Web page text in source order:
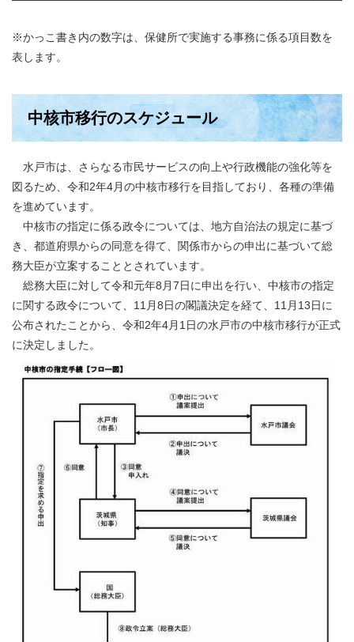
※かっこ書き内の数字は、保健所で実施する事務に係る項目数を
表します。
中核市移行のスケジュール
水戸市は、さらなる市民サービスの向上や行政機能の強化等を
図るため、令和2年4月の中核市移行を目指しており、各種の準備
を進めています。
中核市の指定に係る政令については、地方自治法の規定に基づ
き、都道府県からの同意を得て、関係市からの申出に基づいて総
務大臣が立案することとされています。
総務大臣に対して令和元年8月7日に申出を行い、中核市の指定
に関する政令について、11月8日の閣議決定を経て、11月13日に
公布されたことから、令和2年4月1日の水戸市の中核市移行が正式
に決定しました。